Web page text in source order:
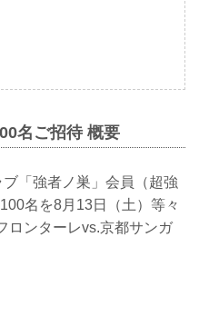
名ご招待 概要
「強者ノ巣」会員（超強
名を8月13日（土）等々
ロンターレvs.京都サンガ